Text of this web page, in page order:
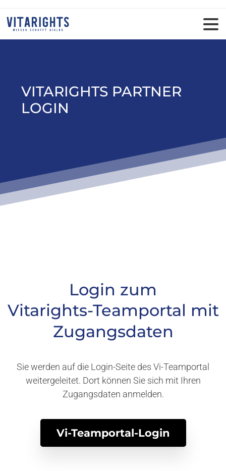
VITARIGHTS PARTNER
LOGIN
Login zum
Vitarights-Teamportal mit
Zugangsdaten
Sie werden auf die Login-Seite des Vi-Teamportal
weitergeleitet. Dort können Sie sich mit Ihren
Zugangsdaten anmelden.
Vi-Teamportal-Login